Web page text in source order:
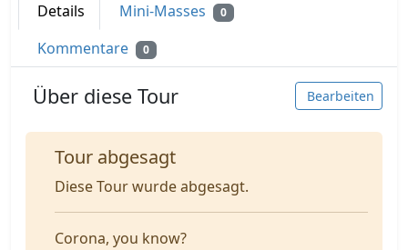
Details Mini-Masses 0
Kommentare 0
Über diese Tour Bearbeiten
Tour abgesagt
Diese Tour wurde abgesagt.
Corona, you know?